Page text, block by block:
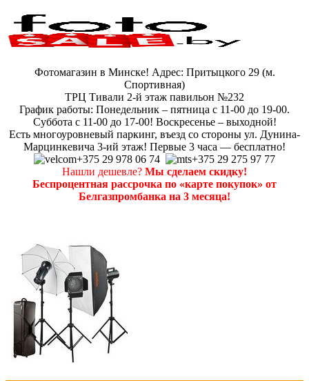
Фотомагазин в Минске! Адрес: Притыцкого 29 (м.
Спортивная)
ТРЦ Тивали 2-й этаж павильон №232
График работы: Понедельник – пятница с 11-00 до 19-00.
Суббота с 11-00 до 17-00! Воскресенье – выходной!
Есть многоуровневый паркинг, въезд со стороны ул. Дунина-
Марцинкевича 3-ий этаж! Первые 3 часа — бесплатно!
+375 29 978 06 74
+375 29 275 97 77
Нашли дешевле? Мы сделаем скидку!
Беспроцентная рассрочка по «карте покупок» от
Белгазпромбанка на 3 месяца!